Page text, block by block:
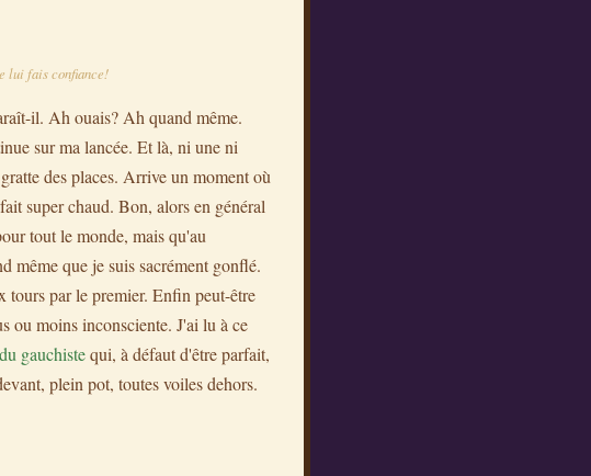
lui fais confiance!
il. Ah ouais? Ah quand même.
sur ma lancée. Et là, ni une ni
des places. Arrive un moment où
super chaud. Bon, alors en général
tout le monde, mais qu'au
même que je suis sacrément gonflé.
tours par le premier. Enfin peut-être
ou moins inconsciente. J'ai lu à ce
gauchistequi, à défaut d'être parfait,
plein pot, toutes voiles dehors.